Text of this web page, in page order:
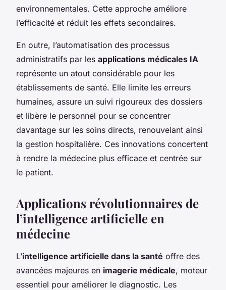
environnementales. Cette approche améliore
l’efficacité et réduit les effets secondaires.
En outre, l’automatisation des processus
administratifs par les applications médicales IA
représente un atout considérable pour les
établissements de santé. Elle limite les erreurs
humaines, assure un suivi rigoureux des dossiers
et libère le personnel pour se concentrer
davantage sur les soins directs, renouvelant ainsi
la gestion hospitalière. Ces innovations concertent
à rendre la médecine plus efficace et centrée sur
le patient.
Applications révolutionnaires de
l’intelligence artificielle en
médecine
L’intelligence artificielle dans la santé offre des
avancées majeures en imagerie médicale, moteur
essentiel pour améliorer le diagnostic. Les